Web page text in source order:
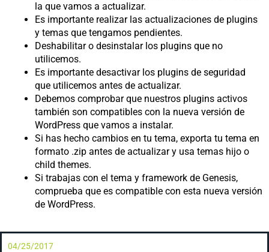
la que vamos a actualizar.
Es importante realizar las actualizaciones de plugins
y temas que tengamos pendientes.
Deshabilitar o desinstalar los plugins que no
utilicemos.
Es importante desactivar los plugins de seguridad
que utilicemos antes de actualizar.
Debemos comprobar que nuestros plugins activos
también son compatibles con la nueva versión de
WordPress que vamos a instalar.
Si has hecho cambios en tu tema, exporta tu tema en
formato .zip antes de actualizar y usa temas hijo o
child themes.
Si trabajas con el tema y framework de Genesis,
comprueba que es compatible con esta nueva versión
de WordPress.
04/25/2017